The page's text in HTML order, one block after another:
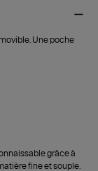
Une poche
grâce à
fine et souple.